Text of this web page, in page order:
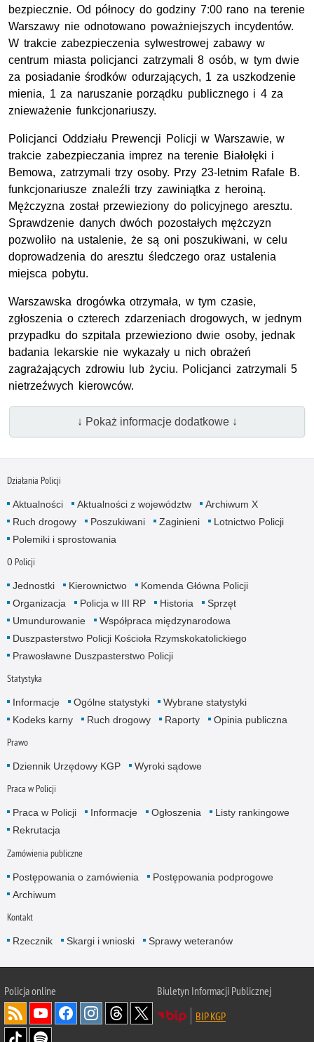
bezpiecznie. Od północy do godziny 7:00 rano na terenie
Warszawy nie odnotowano poważniejszych incydentów.
W trakcie zabezpieczenia sylwestrowej zabawy w
centrum miasta policjanci zatrzymali 8 osób, w tym dwie
za posiadanie środków odurzających, 1 za uszkodzenie
mienia, 1 za naruszanie porządku publicznego i 4 za
znieważenie funkcjonariuszy.
Policjanci Oddziału Prewencji Policji w Warszawie, w
trakcie zabezpieczania imprez na terenie Białołęki i
Bemowa, zatrzymali trzy osoby. Przy 23-letnim Rafale B.
funkcjonariusze znaleźli trzy zawiniątka z heroiną.
Mężczyzna został przewieziony do policyjnego aresztu.
Sprawdzenie danych dwóch pozostałych mężczyzn
pozwoliło na ustalenie, że są oni poszukiwani, w celu
doprowadzenia do aresztu śledczego oraz ustalenia
miejsca pobytu.
Warszawska drogówka otrzymała, w tym czasie,
zgłoszenia o czterech zdarzeniach drogowych, w jednym
przypadku do szpitala przewieziono dwie osoby, jednak
badania lekarskie nie wykazały u nich obrażeń
zagrażających zdrowiu lub życiu. Policjanci zatrzymali 5
nietrzeźwych kierowców.
↓ Pokaż informacje dodatkowe ↓
Działania Policji
Aktualności Aktualności z województw
Archiwum X
Ruch drogowy
Poszukiwani Zaginieni
Lotnictwo Policji
Polemiki i sprostowania
O Policji
Jednostki Kierownictwo
Komenda Główna Policji
Organizacja
Policja w III RP Historia
Sprzęt
Umundurowanie
Współpraca międzynarodowa
Duszpasterstwo Policji Kościoła Rzymskokatolickiego
Prawosławne Duszpasterstwo Policji
Statystyka
Informacje Ogólne statystyki
Wybrane statystyki
Kodeks karny
Ruch drogowy Raporty Opinia publiczna
Prawo
Dziennik Urzędowy KGP Wyroki sądowe
Praca w Policji
Praca w Policji Informacje Ogłoszenia
Listy rankingowe
Rekrutacja
Zamówienia publiczne
Postępowania o zamówienia
Postępowania podprogowe
Archiwum
Kontakt
Rzecznik Skargi i wnioski Sprawy weteranów
Policjaonline
Biuletyn Informacji Publicznej
BIP KGP